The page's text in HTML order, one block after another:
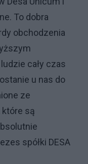
To dobra
obchodzenia
cały czas
u nas do
ze
są
spółki DESA